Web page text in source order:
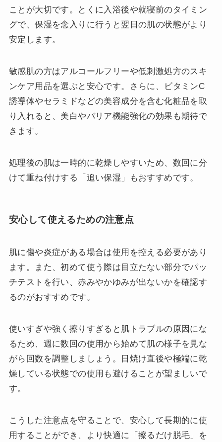
ことが大切です。とくに入浴後や就寝前のタイミン
グで、保湿を念入りに行うと翌日の肌の状態がより
安定します。
敏感肌の方はアルコールフリーや低刺激処方のスキ
ンケア用品を選ぶと安心です。さらに、ビタミンC
誘導体やセラミドなどの美容成分を含む化粧品を取
り入れると、美白やバリア機能強化の効果も期待で
きます。
処理後の肌は一時的に乾燥しやすいため、数回に分
けて重ね付けする「追い保湿」もおすすめです。
安心して使えるための注意点
肌に傷や炎症がある場合は使用を控える必要があり
ます。また、初めて使う際は目立たない部分でパッ
チテストを行い、赤みやかゆみが出ないかを確認す
るのがおすすめです。
使いすぎや強く擦りすぎると肌トラブルの原因にな
るため、週に数回の使用から始めて肌の様子を見な
がら回数を調整しましょう。日焼け直後や極端に乾
燥している状態での使用も避けることが望ましいで
す。
こうした注意点を守ることで、安心して長期的に使
用することができ、より快適に「擦るだけ脱毛」を